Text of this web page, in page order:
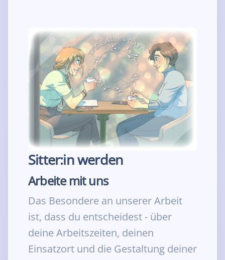
Sitter:in werden
Arbeite mit uns
Das Besondere an unserer Arbeit
ist, dass du entscheidest - über
deine Arbeitszeiten, deinen
Einsatzort und die Gestaltung deiner